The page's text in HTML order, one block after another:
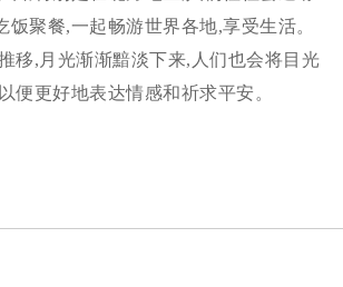
饭聚餐,一起畅游世界各地,享受生活。
移,月光渐渐黯淡下来,人们也会将目光
便更好地表达情感和祈求平安。